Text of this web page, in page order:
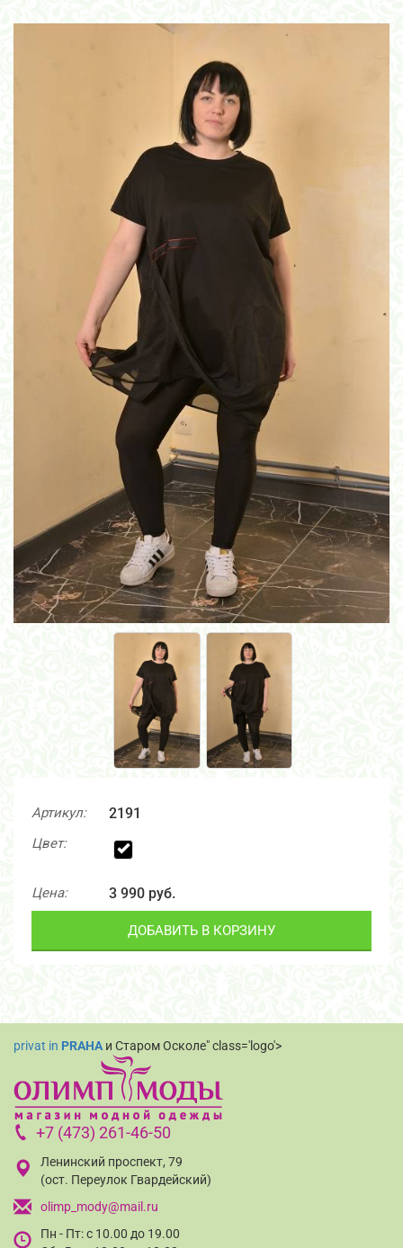
Артикул: 2191
Цвет:
Цена: 3 990 руб.
ДОБАВИТЬ В КОРЗИНУ
privat in PRAHA и Старом Осколе" class='logo'>
+7 (473) 261-46-50
Ленинский проспект, 79
(ост. Переулок Гвардейский)
olimp_mody@mail.ru
Пн - Пт: с 10.00 до 19.00